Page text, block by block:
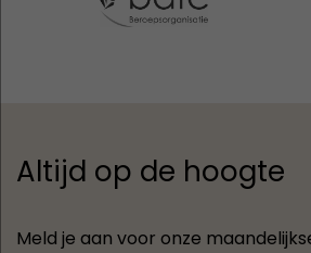
Altijd op de hoogte
Meld je aan voor onze